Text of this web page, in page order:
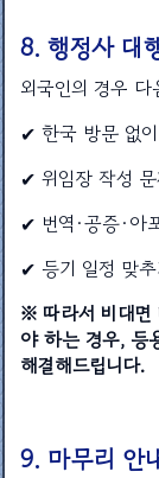
8. 행정사 대
외국인의 경우
✔ 한국 방문 없
✔ 위임장 작성 문
✔ 번역·공증·아
✔ 등기 일정 맞
※ 따라서 비대면
야 하는 경우, 등
해결해드립니다.
9. 마무리 안